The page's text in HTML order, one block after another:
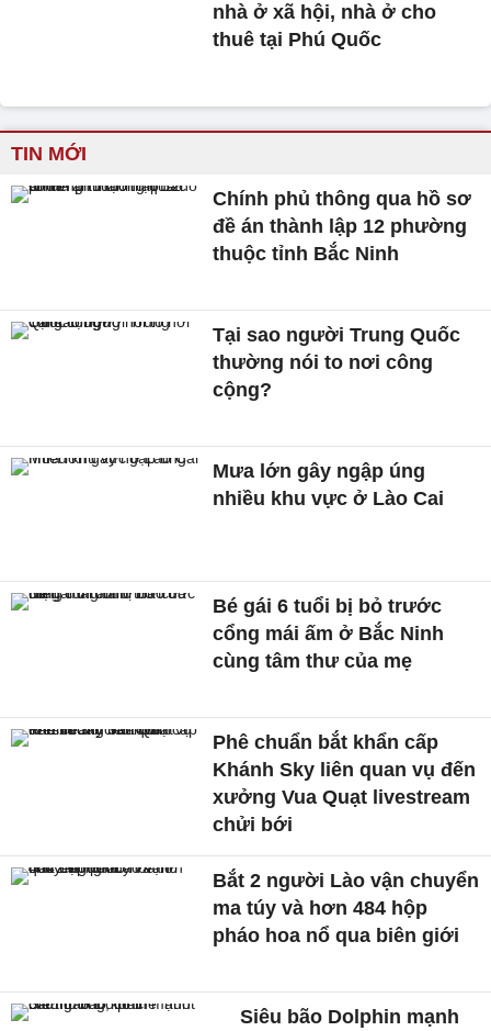
nhà ở xã hội, nhà ở cho
thuê tại Phú Quốc
TIN MỚI
Chính phủ thông qua hồ sơ
đề án thành lập 12 phường
thuộc tỉnh Bắc Ninh
Tại sao người Trung Quốc
thường nói to nơi công
cộng?
Mưa lớn gây ngập úng
nhiều khu vực ở Lào Cai
Bé gái 6 tuổi bị bỏ trước
cổng mái ấm ở Bắc Ninh
cùng tâm thư của mẹ
Phê chuẩn bắt khẩn cấp
Khánh Sky liên quan vụ đến
xưởng Vua Quạt livestream
chửi bới
Bắt 2 người Lào vận chuyển
ma túy và hơn 484 hộp
pháo hoa nổ qua biên giới
Siêu bão Dolphin mạnh